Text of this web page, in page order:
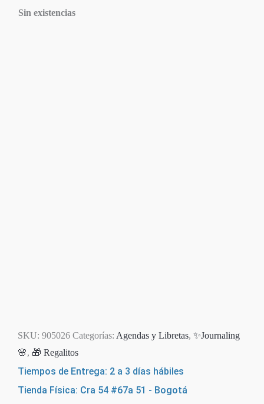
Sin existencias
SKU: 905026 Categorías: Agendas y Libretas, ✨Journaling
🌸, 🎁 Regalitos
Tiempos de Entrega: 2 a 3 días hábiles
Tienda Física: Cra 54 #67a 51 - Bogotá